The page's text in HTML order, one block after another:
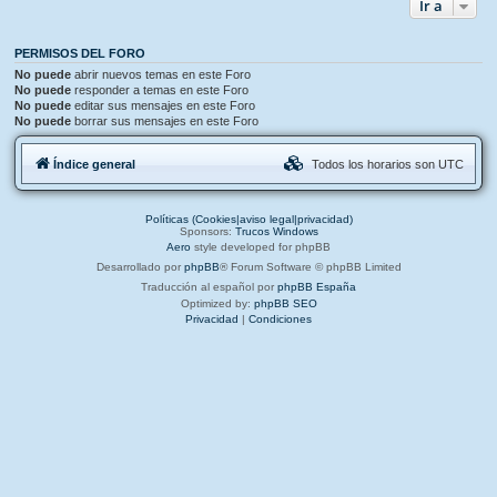
Ir a
PERMISOS DEL FORO
No puede abrir nuevos temas en este Foro
No puede responder a temas en este Foro
No puede editar sus mensajes en este Foro
No puede borrar sus mensajes en este Foro
Índice general Todos los horarios son UTC
Políticas (Cookies|aviso legal|privacidad)
Sponsors: Trucos Windows
Aero style developed for phpBB
Desarrollado por phpBB® Forum Software © phpBB Limited
Traducción al español por phpBB España
Optimized by: phpBB SEO
Privacidad | Condiciones